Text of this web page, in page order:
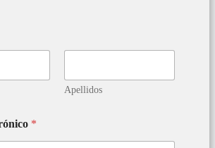
Apellidos
*